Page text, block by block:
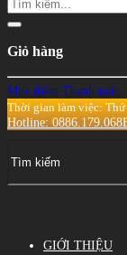
Giỏ hàng
Mua thêm Thanh toán
Thời gian làm việc:
Hotline: 0886.179.068
GIỚI THIỆU